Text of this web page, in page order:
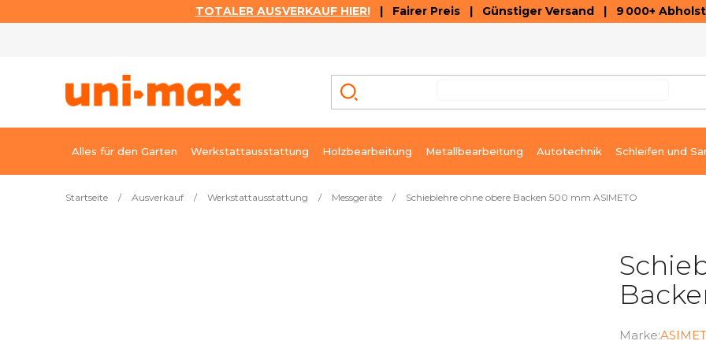
TOTALER AUSVERKAUF HIER!| Fairer Preis | Günstiger Versand | 9 000+
Alles für den Garten Werkstattausstattung Holzbearbeitung Metallbearbeitung Autotechnik Schleifen und
Startseite / Ausverkauf / Werkstattausstattung / Messgeräte / Schieblehre ohne obere Backen 500 mm ASIMETO
Marke: